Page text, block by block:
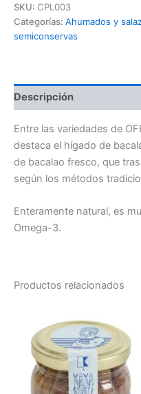
SKU: CPL003
Categorías: Ahumados y
semiconservas
Descripción
Entre las variedades de
destaca el hígado de
de bacalao fresco, que
según los métodos
Enteramente natural, es
Omega-3.
Productos relacionados